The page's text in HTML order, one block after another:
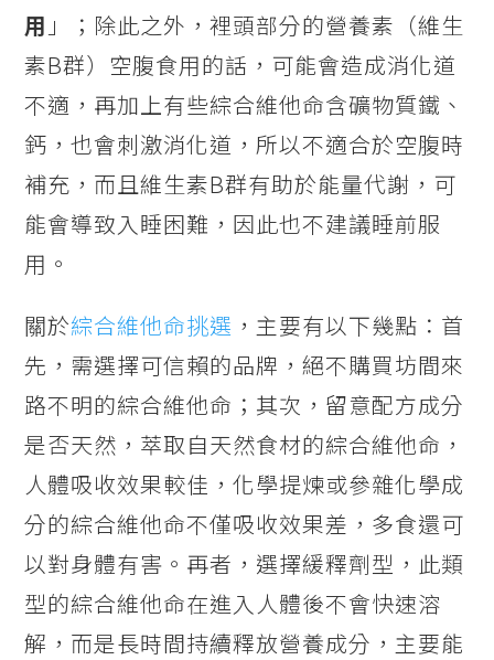
用 」；除此之外，裡頭部分的營養素（維生
素B群）空腹食用的話，可能會造成消化道
不適，再加上有些綜合維他命含礦物質鐵、
鈣，也會刺激消化道，所以不適合於空腹時
補充，而且維生素B群有助於能量代謝，可
能會導致入睡困難，因此也不建議睡前服
用。
關於綜合維他命挑選 ，主要有以下幾點：首
先，需選擇可信賴的品牌，絕不購買坊間來
路不明的綜合維他命；其次，留意配方成分
是否天然，萃取自天然食材的綜合維他命，
人體吸收效果較佳，化學提煉或參雜化學成
分的綜合維他命不僅吸收效果差，多食還可
以對身體有害。再者，選擇緩釋劑型，此類
型的綜合維他命在進入人體後不會快速溶
解，而是長時間持續釋放營養成分，主要能